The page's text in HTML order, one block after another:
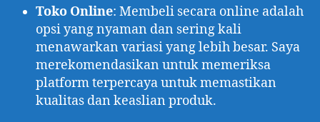
Toko Online: Membeli secara online adalah
opsi yang nyaman dan sering kali
menawarkan variasi yang lebih besar. Saya
merekomendasikan untuk memeriksa
platform terpercaya untuk memastikan
kualitas dan keaslian produk.